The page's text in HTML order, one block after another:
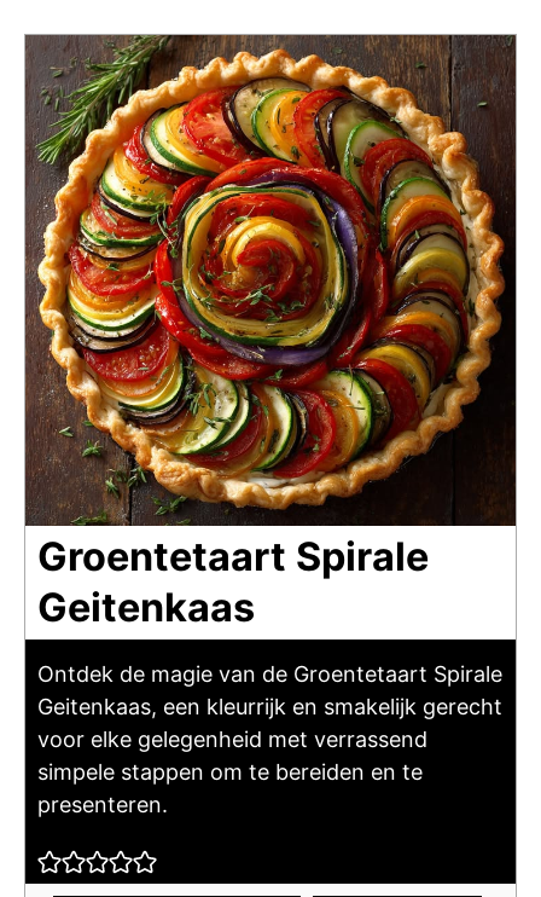
Groentetaart Spirale
Geitenkaas
Ontdek de magie van de Groentetaart Spirale
Geitenkaas, een kleurrijk en smakelijk gerecht
voor elke gelegenheid met verrassend
simpele stappen om te bereiden en te
presenteren.